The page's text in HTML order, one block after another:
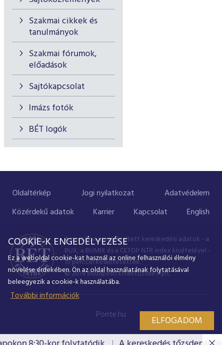
Szakmai cikkek és
tanulmányok
Szakmai fórumok,
előadások
Sajtókapcsolat
Imázs fotók
BÉT logók
Oldaltérkép Jogi nyilatkozat
Adatvédelem
Közérdekű adatok
Karrier Kapcsolat English
A portálon megjelenített kereskedési adatok - a
BUX, a BUMIX és a CETOP NTR index kivételével -
15 perccel késleltetettek.
© 2019 Budapesti Értéktőzsde Nyrt.
Ponte.hu
COOKIE-K ENGEDÉLYEZÉSE
Ez a weboldal cookie-kat használ az online felhasználói élmény
növelése érdekében. Ön az oldal használatának folytatásával
beleegyezik a cookie-k használatába.
További információk
ELFOGADOM